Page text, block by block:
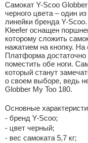
Самокат Y-Scoo
черного цвета – один
линейки бренда Y-
Kleefer оснащен
которому сложить
нажатием на кнопку. На
Платформа
поместить обе ноги.
который станут
о своем выборе, ведь
Globber My Too 180.
Основные
- бренд Y-Scoo;
- цвет черный;
- вес самоката 5,7 кг;